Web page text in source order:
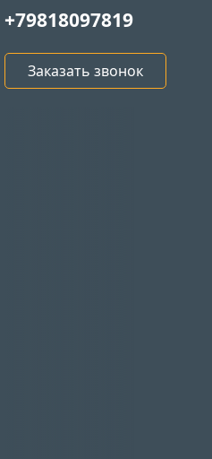
+79818097819
Заказать звонок